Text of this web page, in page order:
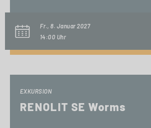
Fr., 8. Januar 2027
14:00 Uhr
EXKURSION
RENOLIT SE Worms